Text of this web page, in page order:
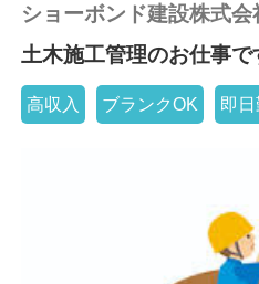
ショーボンド建設株式会
土木施工管理のお仕事で
高収入 ブランクOK 即